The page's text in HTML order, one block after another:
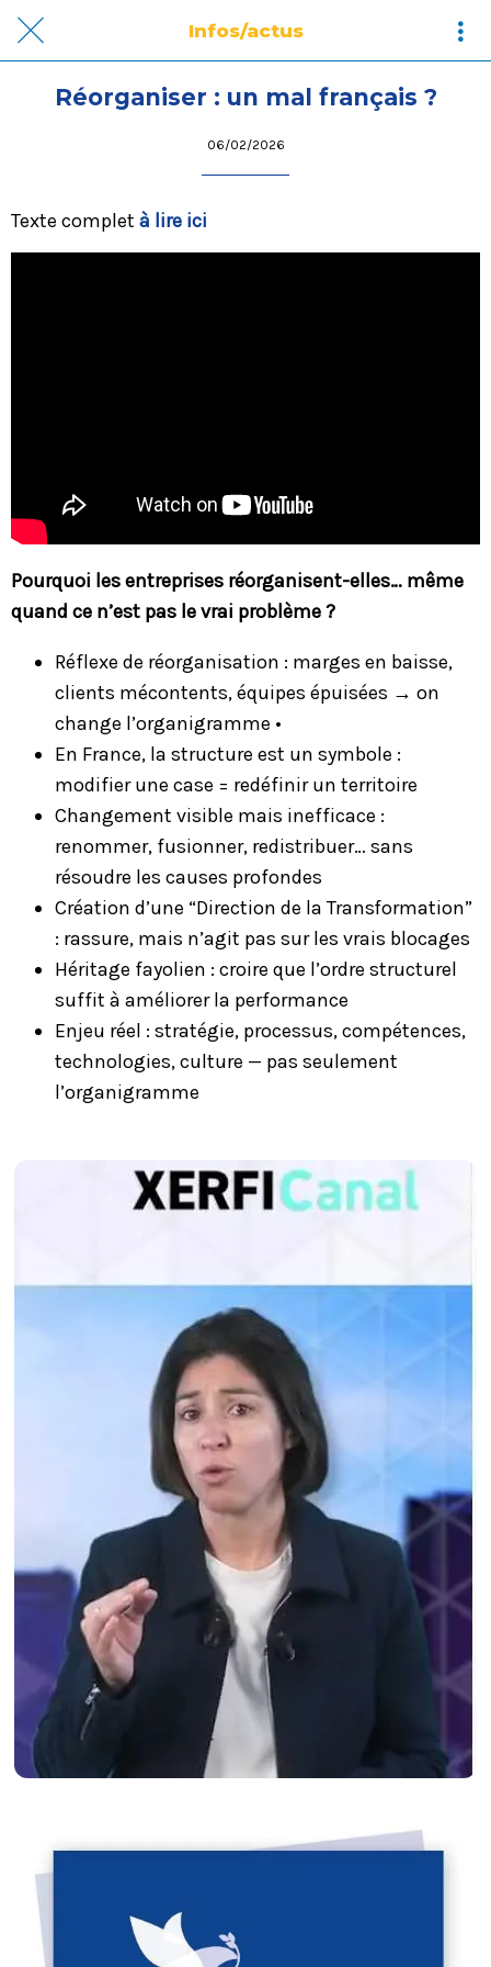
Infos/actus
Réorganiser : un mal français ?
06/02/2026
Texte complet à lire ici
Pourquoi les entreprises réorganisent-elles… même
quand ce n’est pas le vrai problème ?
Réflexe de réorganisation : marges en baisse,
clients mécontents, équipes épuisées → on
change l’organigramme •
En France, la structure est un symbole :
modifier une case = redéfinir un territoire
Changement visible mais inefficace :
renommer, fusionner, redistribuer… sans
résoudre les causes profondes
Création d’une “Direction de la Transformation”
: rassure, mais n’agit pas sur les vrais blocages
Héritage fayolien : croire que l’ordre structurel
suffit à améliorer la performance
Enjeu réel : stratégie, processus, compétences,
technologies, culture — pas seulement
l’organigramme